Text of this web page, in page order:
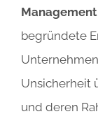
Management
begründete
Unsicherheit
und deren